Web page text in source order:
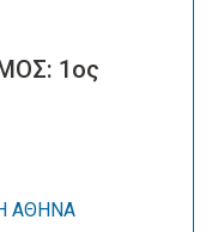
1ος
ΑΘΗΝΑ